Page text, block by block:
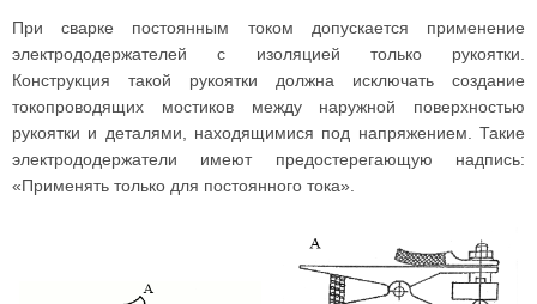
При сварке постоянным током допускается применение
электрододержателей с изоляцией только рукоятки.
Конструкция такой рукоятки должна исключать создание
токопроводящих мостиков между наружной поверхностью
рукоятки и деталями, находящимися под напряжением. Такие
электрододержатели имеют предостерегающую надпись:
«Применять только для постоянного тока».